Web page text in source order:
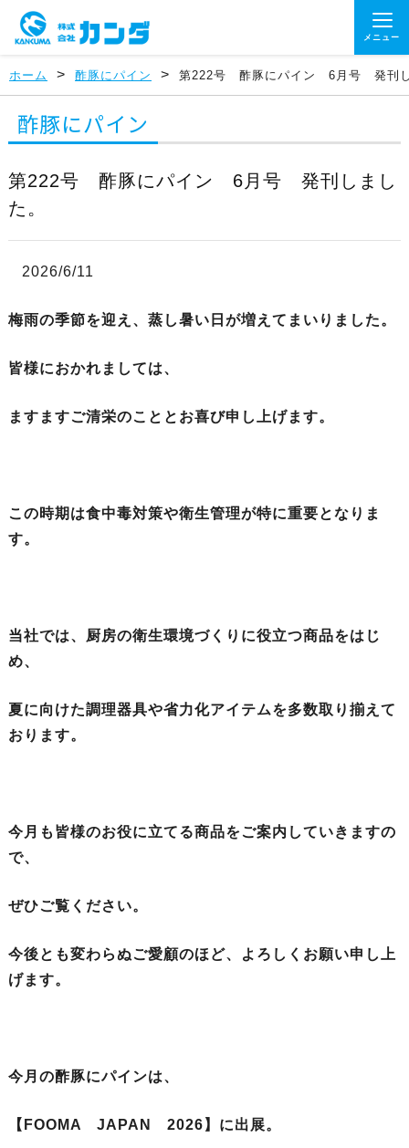
メニュー
ホーム > 酢豚にパイン > 第222号 酢豚にパイン 6月号 発刊
酢豚にパイン
第222号 酢豚にパイン 6月号 発刊しまし
た。
2026/6/11
梅雨の季節を迎え、蒸し暑い日が増えてまいりました。
皆様におかれましては、
ますますご清栄のこととお喜び申し上げます。
この時期は食中毒対策や衛生管理が特に重要となりま
す。
当社では、厨房の衛生環境づくりに役立つ商品をはじ
め、
夏に向けた調理器具や省力化アイテムを多数取り揃えて
おります。
今月も皆様のお役に立てる商品をご案内していきますの
で、
ぜひご覧ください。
今後とも変わらぬご愛顧のほど、よろしくお願い申し上
げます。
今月の酢豚にパインは、
【FOOMA JAPAN 2026】に出展。